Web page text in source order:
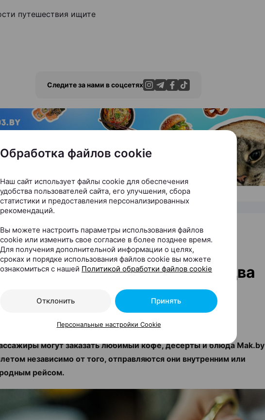
путешествия ищите
Следите за нами в соцсетях
ЭФФЕКТИВНАЯ РЕКЛАМА НА САЙТЕ
теперь в Национальном
там открылись сразу два
могут заказать любимый кофе, десерты и блюда Mak.by
независимо от того, отправляются они внутренним или
рейсом.
Обработка файлов cookie
Наш сайт использует файлы cookie для обеспечения
удобства пользователей сайта, его улучшения, сбора
статистики и предоставления персонализированных
рекомендаций.
Вы можете настроить параметры использования файлов
cookie или изменить свое согласие в более позднее время.
Для получения дополнительной информации о целях,
сроках и порядке использования файлов cookie вы можете
ознакомиться с нашей Политикой обработки файлов cookie
Отклонить Принять
Персональные настройки Cookie